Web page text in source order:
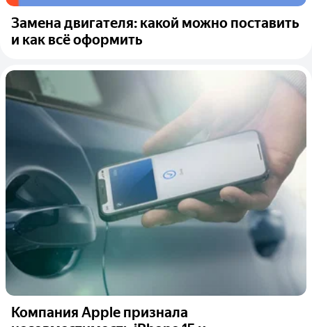
Замена двигателя: какой можно поставить
и как всё оформить
Компания Apple признала